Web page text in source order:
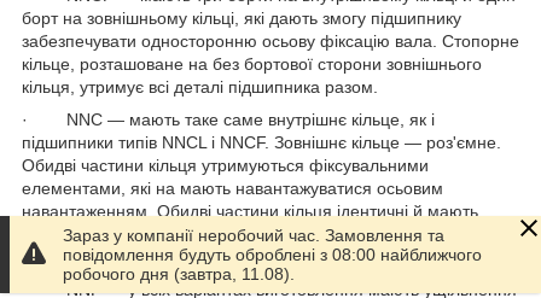
борт на зовнішньому кільці, які дають змогу підшипнику
забезпечувати односторонню осьову фіксацію вала. Стопорне
кільце, розташоване на без бортової сторони зовнішнього
кільця, утримує всі деталі підшипника разом.
· NNC — мають таке саме внутрішнє кільце, як і
підшипники типів NNCL і NNCF. Зовнішнє кільце — роз'ємне.
Обидві частини кільця утримуються фіксувальними
елементами, які на мають навантажуватися осьовим
навантаженням. Обидві частини кільця ідентичні й мають
один борт, що дає змогу підшипнику здійснювати двобічну
осьову фіксацію вала.
· NNF — у всіх варіантах виготовлення мають ущільнення
Зараз у компанії неробочий час. Замовлення та
повідомлення будуть оброблені з 08:00 найближчого
робочого дня (завтра, 11.08).